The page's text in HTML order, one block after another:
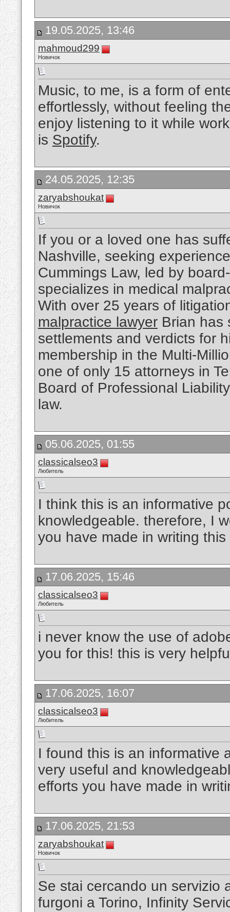
19.05.2025, 13:46
mahmoud299
Новичок
Music, to me, is a form of
effortlessly, without feeling
enjoy listening to it while
is Spotify.
24.05.2025, 12:35
zaryabshoukat
Новичок
If you or a loved one has
Nashville, seeking
Cummings Law, led by
specializes in medical
With over 25 years of
malpractice lawyer Brian has
settlements and verdicts for
membership in the Multi-
one of only 15 attorneys in
Board of Professional
law.
05.06.2025, 01:55
classicalseo3
Любитель
I think this is an informative
knowledgeable. therefore, I
you have made in writing
17.06.2025, 15:46
classicalseo3
Любитель
i never know the use of
you for this! this is very
17.06.2025, 16:07
classicalseo3
Любитель
I found this is an informative
very useful and
efforts you have made in
17.06.2025, 21:53
zaryabshoukat
Новичок
Se stai cercando un servizio
furgoni a Torino, Infinity